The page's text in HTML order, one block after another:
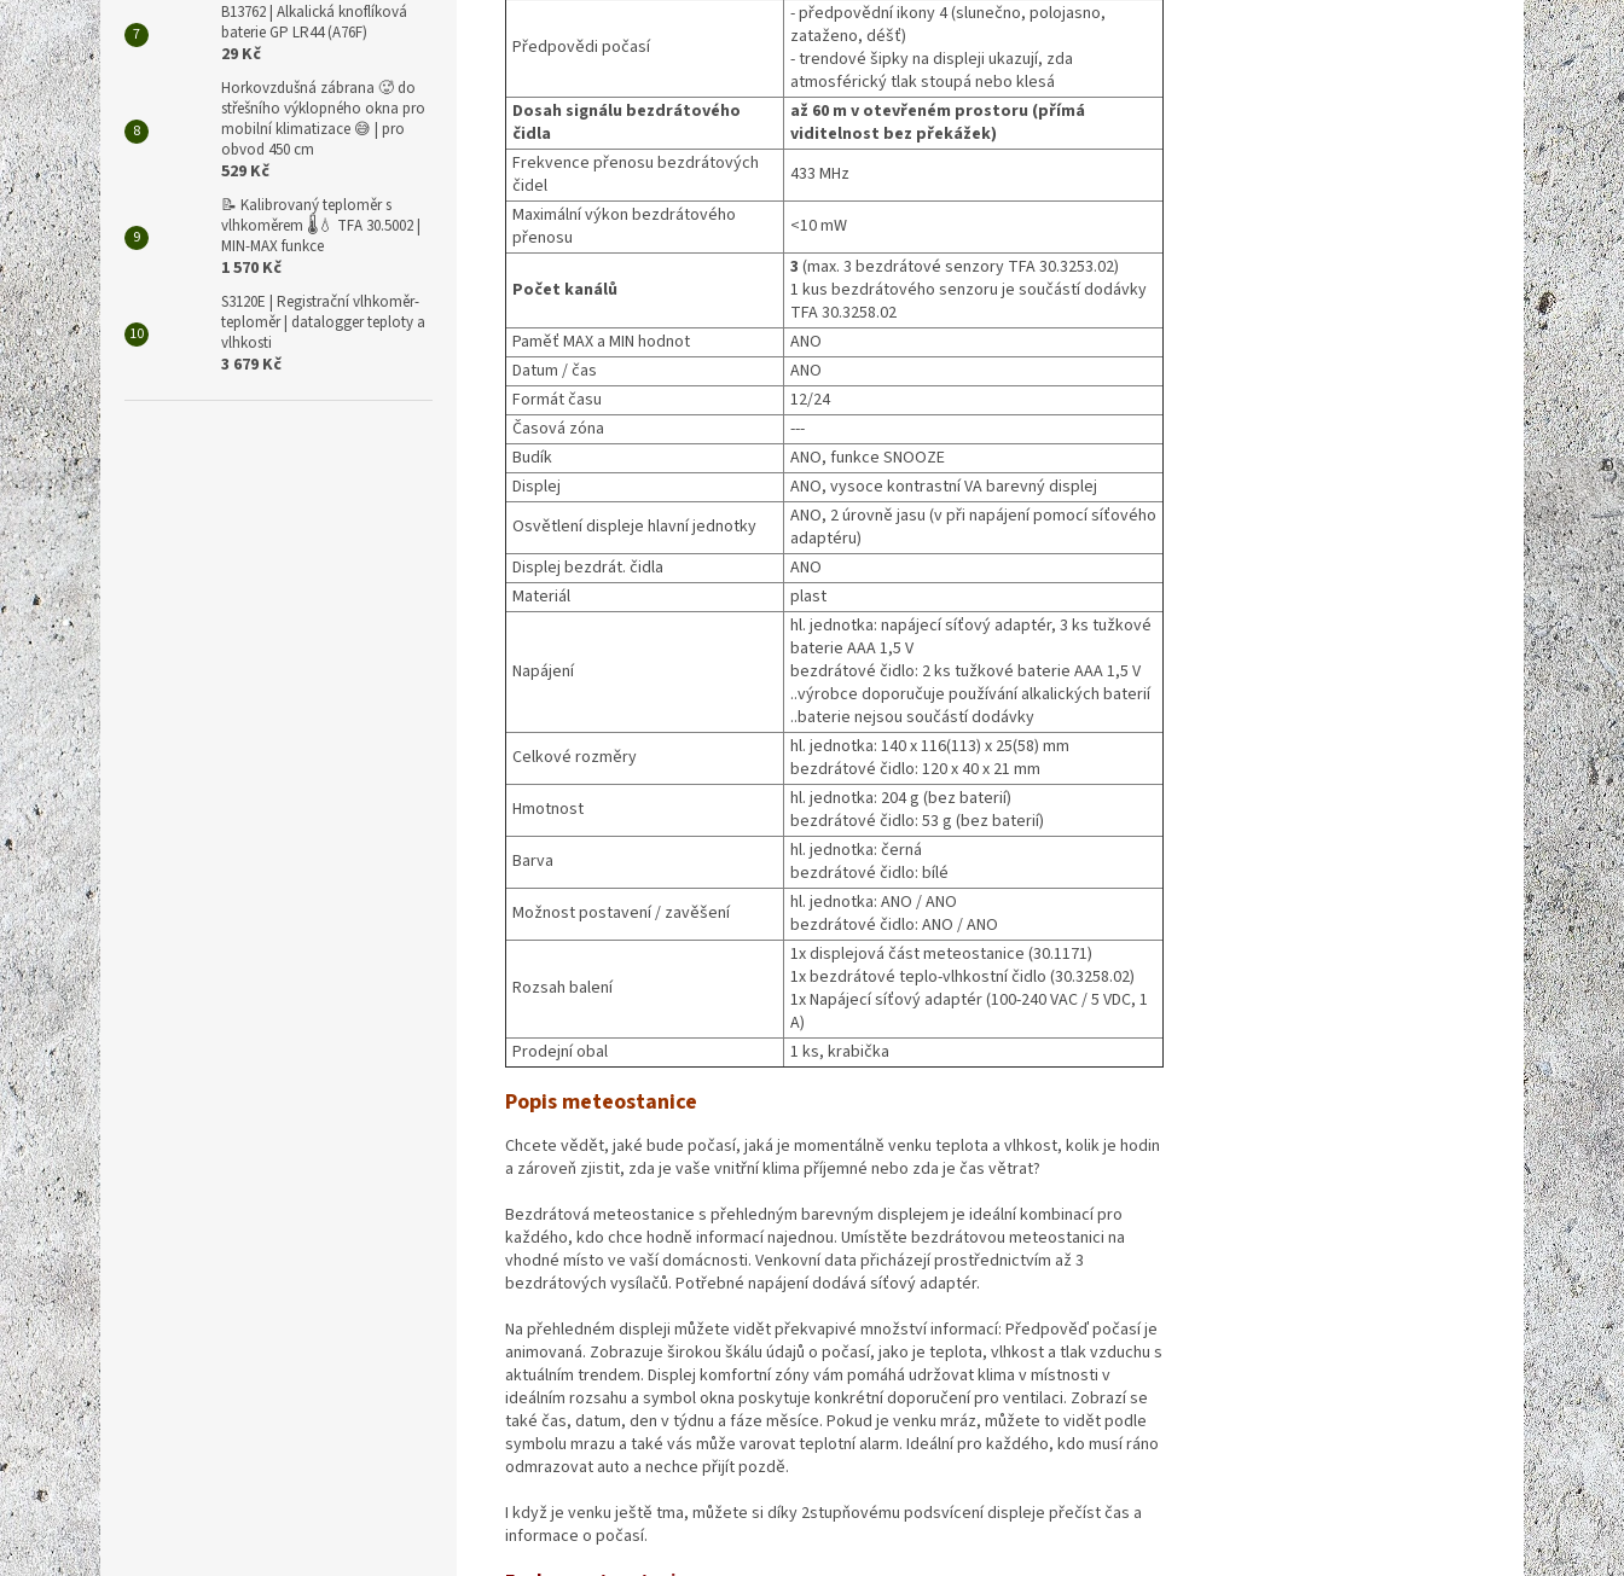
B13762 | Alkalická knoflíková
baterie GP LR44 (A76F)
29 Kč
Horkovzdušná zábrana 🥵 do
střešního výklopného okna pro
mobilní klimatizace 😅 | pro
obvod 450 cm
529 Kč
📝 Kalibrovaný teploměr s
vlhkoměrem 🌡️💧 TFA 30.5002 |
MIN-MAX funkce
1 570 Kč
S3120E | Registrační vlhkoměr-
teploměr | datalogger teploty a
vlhkosti
3 679 Kč
Předpovědi počasí
- předpovědní ikony 4 (slunečno, polojasno,
zataženo, déšť)
- trendové šipky na displeji ukazují, zda
atmosférický tlak stoupá nebo klesá
Dosah signálu bezdrátového
čidla
až 60 m v otevřeném prostoru (přímá
viditelnost bez překážek)
Frekvence přenosu bezdrátových
čidel
433 MHz
Maximální výkon bezdrátového
přenosu
<10 mW
Počet kanálů
3 (max. 3 bezdrátové senzory TFA 30.3253.02)
1 kus bezdrátového senzoru je součástí dodávky
TFA 30.3258.02
Paměť MAX a MIN hodnot
ANO
Datum / čas
ANO
Formát času
12/24
Časová zóna
---
Budík
ANO, funkce SNOOZE
Displej
ANO, vysoce kontrastní VA barevný displej
Osvětlení displeje hlavní jednotky
ANO, 2 úrovně jasu (v při napájení pomocí síťového
adaptéru)
Displej bezdrát. čidla
ANO
Materiál
plast
Napájení
hl. jednotka: napájecí síťový adaptér, 3 ks tužkové
baterie AAA 1,5 V
bezdrátové čidlo: 2 ks tužkové baterie AAA 1,5 V
..výrobce doporučuje používání alkalických baterií
..baterie nejsou součástí dodávky
Celkové rozměry
hl. jednotka: 140 x 116(113) x 25(58) mm
bezdrátové čidlo: 120 x 40 x 21 mm
Hmotnost
hl. jednotka: 204 g (bez baterií)
bezdrátové čidlo: 53 g (bez baterií)
Barva
hl. jednotka: černá
bezdrátové čidlo: bílé
Možnost postavení / zavěšení
hl. jednotka: ANO / ANO
bezdrátové čidlo: ANO / ANO
Rozsah balení
1x displejová část meteostanice (30.1171)
1x bezdrátové teplo-vlhkostní čidlo (30.3258.02)
1x Napájecí síťový adaptér (100-240 VAC / 5 VDC, 1
A)
Prodejní obal
1 ks, krabička
Popis meteostanice
Chcete vědět, jaké bude počasí, jaká je momentálně venku teplota a vlhkost, kolik je hodin
a zároveň zjistit, zda je vaše vnitřní klima příjemné nebo zda je čas větrat?
Bezdrátová meteostanice s přehledným barevným displejem je ideální kombinací pro
každého, kdo chce hodně informací najednou. Umístěte bezdrátovou meteostanici na
vhodné místo ve vaší domácnosti. Venkovní data přicházejí prostřednictvím až 3
bezdrátových vysílačů. Potřebné napájení dodává síťový adaptér.
Na přehledném displeji můžete vidět překvapivé množství informací: Předpověď počasí je
animovaná. Zobrazuje širokou škálu údajů o počasí, jako je teplota, vlhkost a tlak vzduchu s
aktuálním trendem. Displej komfortní zóny vám pomáhá udržovat klima v místnosti v
ideálním rozsahu a symbol okna poskytuje konkrétní doporučení pro ventilaci. Zobrazí se
také čas, datum, den v týdnu a fáze měsíce. Pokud je venku mráz, můžete to vidět podle
symbolu mrazu a také vás může varovat teplotní alarm. Ideální pro každého, kdo musí ráno
odmrazovat auto a nechce přijít pozdě.
I když je venku ještě tma, můžete si díky 2stupňovému podsvícení displeje přečíst čas a
informace o počasí.